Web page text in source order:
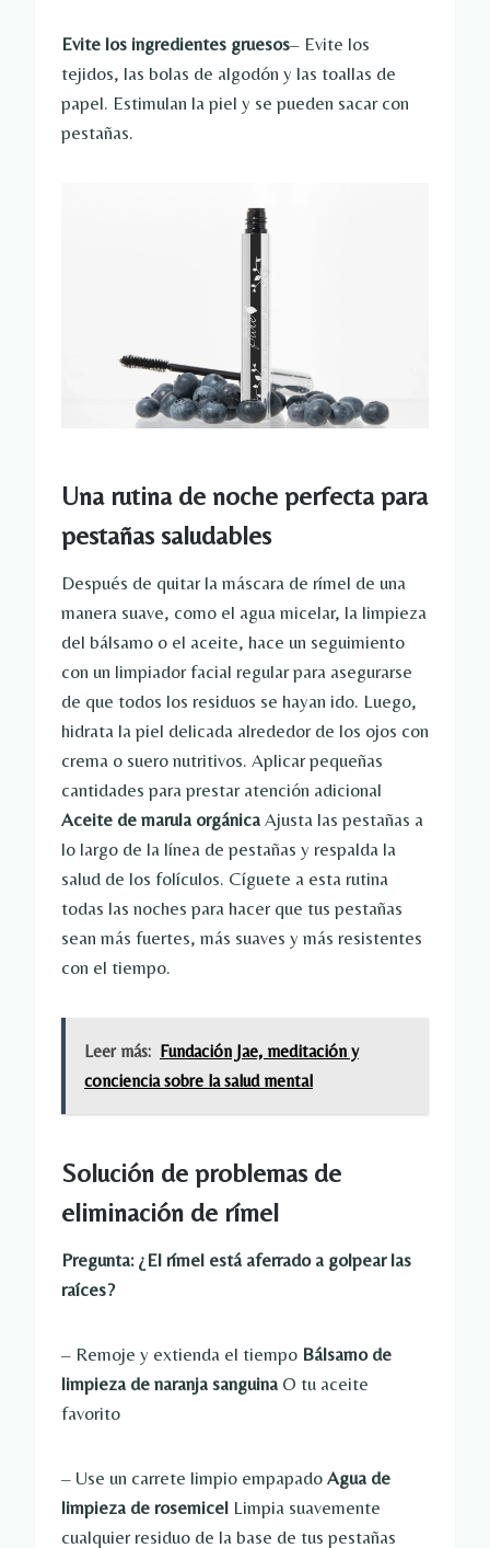
Evite los ingredientes gruesos– Evite los
tejidos, las bolas de algodón y las toallas de
papel. Estimulan la piel y se pueden sacar con
pestañas.
Una rutina de noche perfecta para
pestañas saludables
Después de quitar la máscara de rímel de una
manera suave, como el agua micelar, la limpieza
del bálsamo o el aceite, hace un seguimiento
con un limpiador facial regular para asegurarse
de que todos los residuos se hayan ido. Luego,
hidrata la piel delicada alrededor de los ojos con
crema o suero nutritivos. Aplicar pequeñas
cantidades para prestar atención adicional
Aceite de marula orgánica Ajusta las pestañas a
lo largo de la línea de pestañas y respalda la
salud de los folículos. Cíguete a esta rutina
todas las noches para hacer que tus pestañas
sean más fuertes, más suaves y más resistentes
con el tiempo.
Leer más: Fundación Jae, meditación y
conciencia sobre la salud mental
Solución de problemas de
eliminación de rímel
Pregunta: ¿El rímel está aferrado a golpear las
raíces?
– Remoje y extienda el tiempo Bálsamo de
limpieza de naranja sanguina O tu aceite
favorito
– Use un carrete limpio empapado Agua de
limpieza de rosemicel Limpia suavemente
cualquier residuo de la base de tus pestañas